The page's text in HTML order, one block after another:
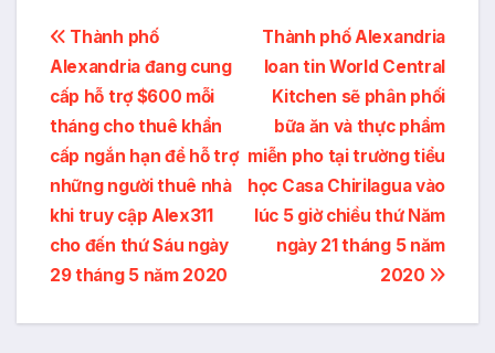
Post
navigation
Thành phố Alexandria
loan tin World Central
Kitchen sẽ phân phối
bữa ăn và thực phẩm
miễn pho tại trường tiểu
học Casa Chirilagua vào
lúc 5 giờ chiều thứ Năm
ngày 21 tháng 5 năm
2020
Thành phố
Alexandria đang cung
cấp hỗ trợ $600 mỗi
tháng cho thuê khẩn
cấp ngắn hạn để hỗ trợ
những người thuê nhà
khi truy cập Alex311
cho đến thứ Sáu ngày
29 tháng 5 năm 2020